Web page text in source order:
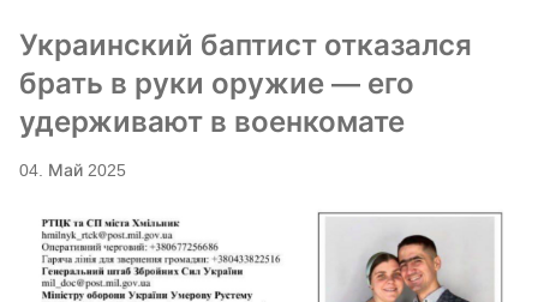
Украинский баптист отказался
брать в руки оружие — его
удерживают в военкомате
04. Май 2025